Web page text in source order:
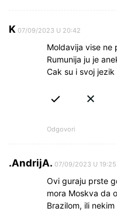
K 07/09/2023 U 20:42
Moldavija vise ne
Rumunija ju je
Cak su i svoj
Odgovori
.AndrijA. 07/09/2023 U 19:25
Ovi guraju prste
mora Moskva da
Brazilom, ili